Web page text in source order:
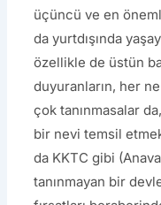
üçüncü ve en
da yurtdışında
özellikle de üstün
duyuranların, her
çok tanınmasalar
bir nevi temsil
da KKTC gibi
tanınmayan bir